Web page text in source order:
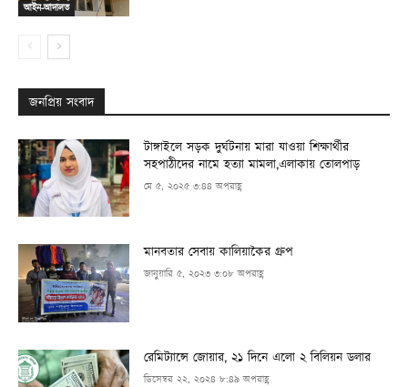
আইন-আদালত
জনপ্রিয় সংবাদ
টাঙ্গাইলে সড়ক দুর্ঘটনায় মারা যাওয়া শিক্ষার্থীর
সহপাঠীদের নামে হত্যা মামলা,এলাকায় তোলপাড়
মে ৫, ২০২৫ ৩:৪৪ অপরাহ্ণ
মানবতার সেবায় কালিয়াকৈর গ্রুপ
জানুয়ারি ৫, ২০২৩ ৩:০৮ অপরাহ্ণ
রেমিট্যান্সে জোয়ার, ২১ দিনে এলো ২ বিলিয়ন ডলার
ডিসেম্বর ২২, ২০২৪ ৮:৪৯ অপরাহ্ণ